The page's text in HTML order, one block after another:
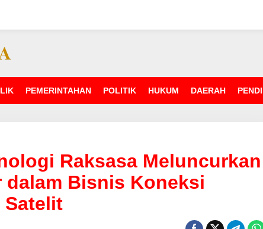
PEMERINTAHAN POLITIK HUKUM DAERAH
Raksasa Meluncurkan
dalam Bisnis Koneksi
Satelit